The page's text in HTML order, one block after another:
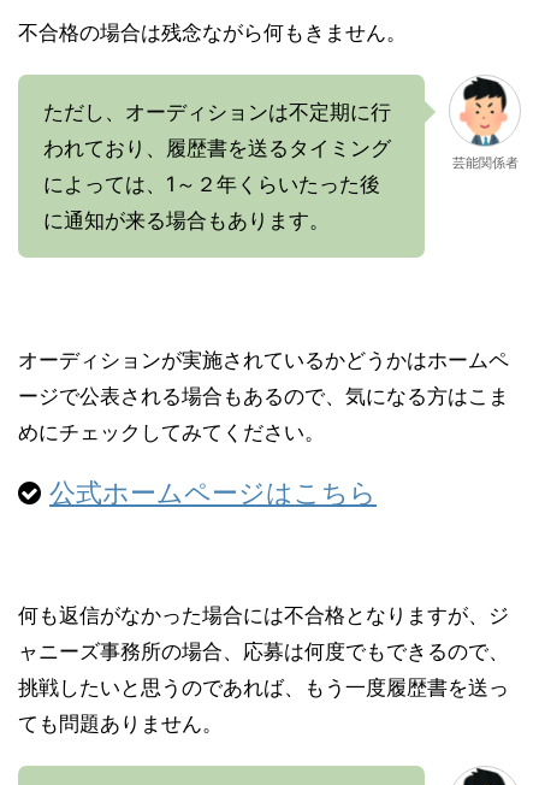
不合格の場合は残念ながら何もきません。
ただし、オーディションは不定期に行
われており、履歴書を送るタイミング
によっては、1～２年くらいたった後
に通知が来る場合もあります。
芸能関係者
オーディションが実施されているかどうかはホームペ
ージで公表される場合もあるので、気になる方はこま
めにチェックしてみてください。
公式ホームページはこちら
何も返信がなかった場合には不合格となりますが、ジ
ャニーズ事務所の場合、応募は何度でもできるので、
挑戦したいと思うのであれば、もう一度履歴書を送っ
ても問題ありません。